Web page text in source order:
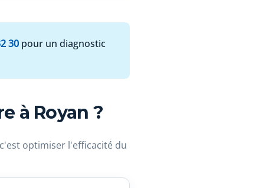
30pour un diagnostic
à Royan ?
optimiser l'efficacité du